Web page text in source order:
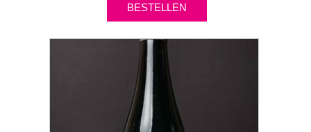
BESTELLEN